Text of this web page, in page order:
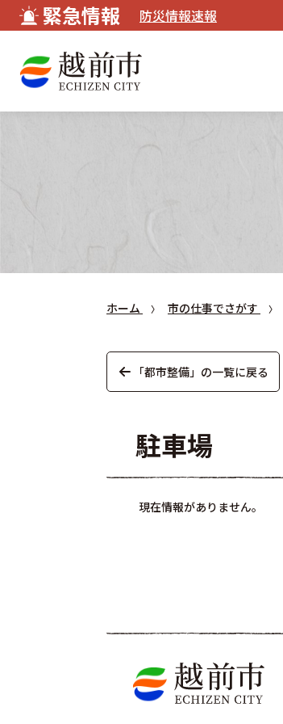
緊急情報 防災情報速報
ホーム 市の仕事でさがす
「都市整備」の一覧に戻る
駐車場
現在情報がありません。